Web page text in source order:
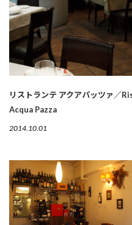
リストランテ アクアパッツァ／
Acqua Pazza
2014.10.01